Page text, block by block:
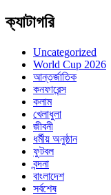
ক্যাটাগরি
Uncategorized
World Cup 2026
আন্তর্জাতিক
কনফারেন্স
কলাম
খেলাধুলা
জীবনী
ধর্মীয় অনুষ্ঠান
ফুটবল
বন্দনা
বাংলাদেশ
সর্বশেষ